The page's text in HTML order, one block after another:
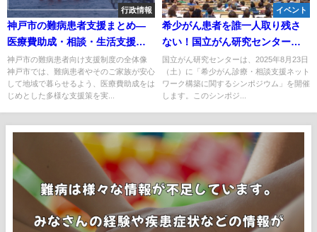
行政情報
神戸市の難病患者支援まとめ―
医療費助成・相談・生活支援の
制度と利用方法
神戸市の難病患者向け支援制度の全体像
神戸市では、難病患者やそのご家族が安心
して地域で暮らせるよう、医療費助成をは
じめとした多様な支援策を実...
イベント
希少がん患者を誰一人取り残さ
ない！国立がん研究センターが8
月23日にシンポジウム開催
国立がん研究センターは、2025年8月23日
（土）に「希少がん診療・相談支援ネット
ワーク構築に関するシンポジウム」を開催
します。このシンポジ...